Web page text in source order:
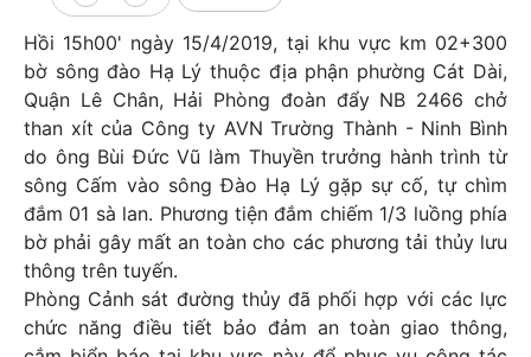
Hồi 15h00' ngày 15/4/2019, tại khu vực km 02+300
bờ sông đào Hạ Lý thuộc địa phận phường Cát Dài,
Quận Lê Chân, Hải Phòng đoàn đẩy NB 2466 chở
than xít của Công ty AVN Trường Thành - Ninh Bình
do ông Bùi Đức Vũ làm Thuyền trưởng hành trình từ
sông Cấm vào sông Đào Hạ Lý gặp sự cố, tự chìm
đắm 01 sà lan. Phương tiện đắm chiếm 1/3 luồng phía
bờ phải gây mất an toàn cho các phương tải thủy lưu
thông trên tuyến.
Phòng Cảnh sát đường thủy đã phối hợp với các lực
chức năng điều tiết bảo đảm an toàn giao thông,